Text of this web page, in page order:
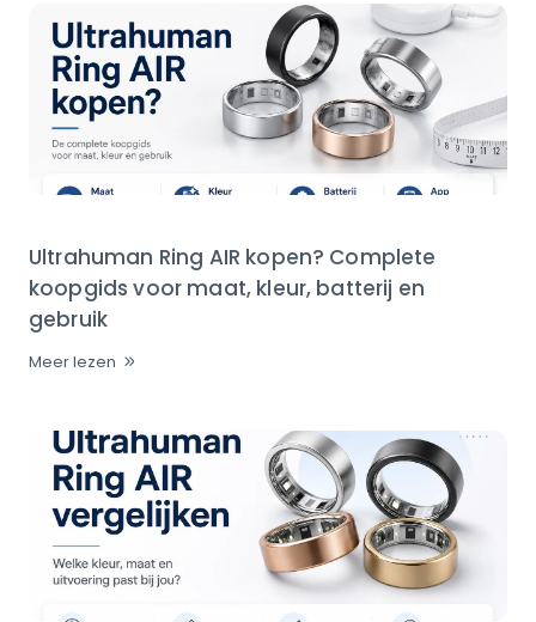
Ultrahuman Ring AIR kopen? Complete
koopgids voor maat, kleur, batterij en
gebruik
Meer lezen